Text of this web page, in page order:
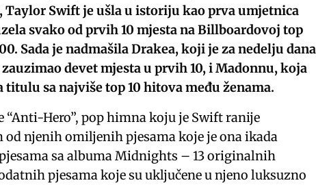
Swift je ušla u istoriju kao prva umjetnica
svako od prvih 10 mjesta na Billboardovoj top
Sada je nadmašila Drakea, koji je za nedelju dana
devet mjesta u prvih 10, i Madonnu, koja
sa najviše top 10 hitova među ženama.
“Anti-Hero”, pop himna koju je Swift ranije
od njenih omiljenih pjesama koje je ona ikada
sa albuma Midnights – 13 originalnih
pjesama koje su uključene u njeno luksuzno